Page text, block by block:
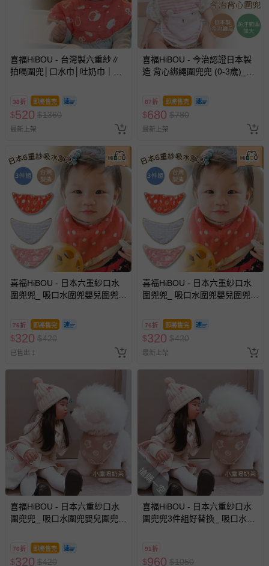
喜福HiBOU - 台灣製六重紗∥
拍嗝圍兜│口水巾│吐奶巾｜枕
果 (平安小蘋果)
38折 即將售完
$520 $1360
最新上架
喜福HiBOU - 今治認證日本製
造 背心綁繩圍兜兜 (0-3歲)_前
87折 即將售完
$680 $780
最新上架
喜福HiBOU - 日本六重紗口水
圍兜兜_ 吸口水圍兜嬰兒圍兜-
76折 即將售完
$320 $420
已售出 1
喜福HiBOU - 日本六重紗口水
圍兜兜_ 吸口水圍兜嬰兒圍兜-
76折 即將售完
$320 $420
最新上架
喜福HiBOU - 日本六重紗口水
圍兜兜_ 吸口水圍兜嬰兒圍兜
76折 即將售完
$320 $420
搶購一空
喜福HiBOU - 日本六重紗口水
圍兜兜3件組好替換_ 吸口水圍
91折
$960 $1050